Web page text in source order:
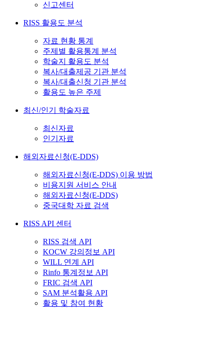
신고센터
RISS 활용도 분석
자료 현황 통계
주제별 활용통계 분석
학술지 활용도 분석
복사/대출제공 기관 분석
복사/대출신청 기관 분석
활용도 높은 주제
최신/인기 학술자료
최신자료
인기자료
해외자료신청(E-DDS)
해외자료신청(E-DDS) 이용 방법
비용지원 서비스 안내
해외자료신청(E-DDS)
중국대학 자료 검색
RISS API 센터
RISS 검색 API
KOCW 강의정보 API
WILL 연계 API
Rinfo 통계정보 API
FRIC 검색 API
SAM 분석활용 API
활용 및 참여 현황